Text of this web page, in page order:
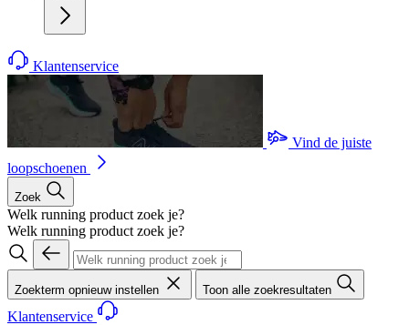
Klantenservice
Vind de juiste
loopschoenen
Zoek
Welk running product zoek je?
Welk running product zoek je?
Zoekterm opnieuw instellen Toon alle zoekresultaten
Klantenservice